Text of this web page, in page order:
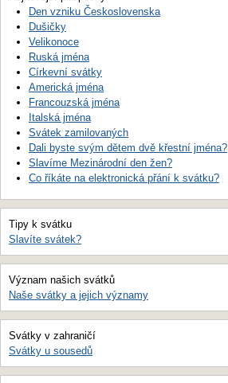
Den vzniku Československa
Dušičky
Velikonoce
Ruská jména
Církevní svátky
Americká jména
Francouzská jména
Italská jména
Svátek zamilovaných
Dali byste svým dětem dvě křestní jména?
Slavíme Mezinárodní den žen?
Co říkáte na elektronická přání k svátku?
Tipy k svátku
Slavíte svátek?
Význam našich svátků
Naše svátky a jejich významy
Svátky v zahraničí
Svátky u sousedů